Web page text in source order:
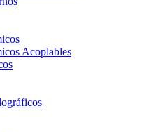
Acoplables